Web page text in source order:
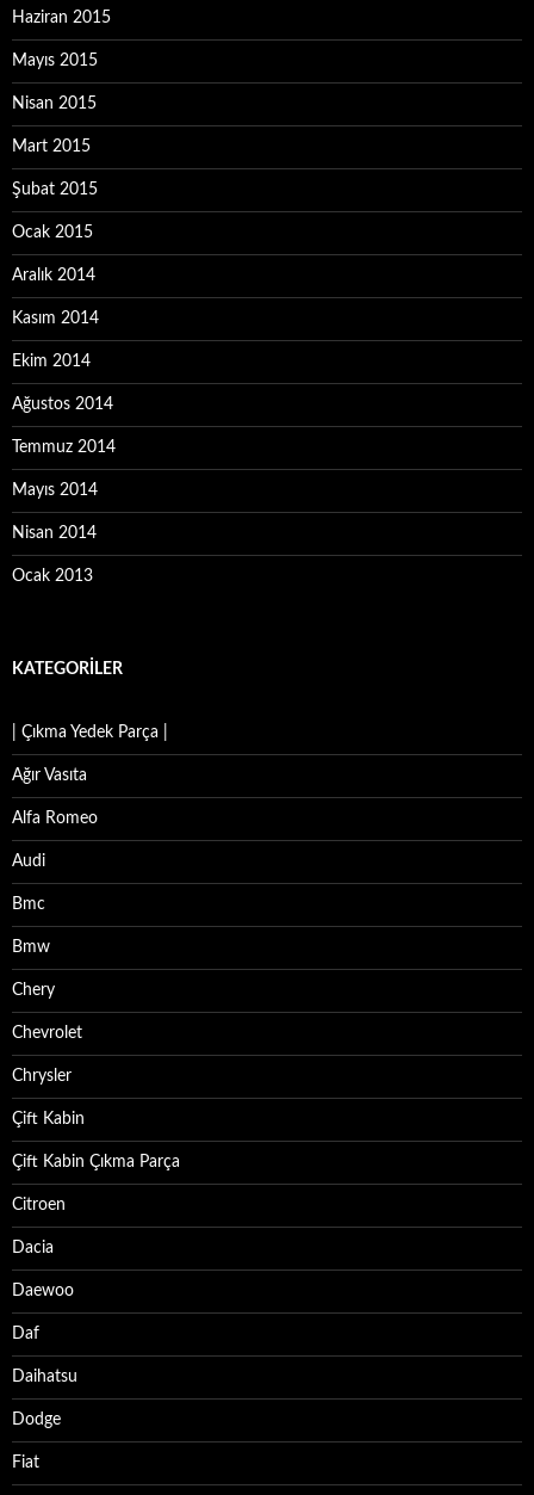
Haziran 2015
Mayıs 2015
Nisan 2015
Mart 2015
Şubat 2015
Ocak 2015
Aralık 2014
Kasım 2014
Ekim 2014
Ağustos 2014
Temmuz 2014
Mayıs 2014
Nisan 2014
Ocak 2013
KATEGORILER
| Çıkma Yedek Parça |
Ağır Vasıta
Alfa Romeo
Audi
Bmc
Bmw
Chery
Chevrolet
Chrysler
Çift Kabin
Çift Kabin Çıkma Parça
Citroen
Dacia
Daewoo
Daf
Daihatsu
Dodge
Fiat